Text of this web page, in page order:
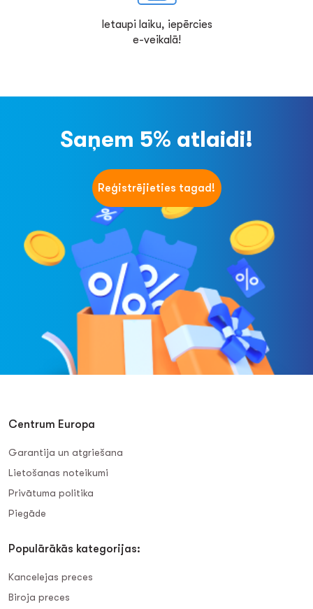
Ietaupi laiku, iepērcies
e-veikalā!
Saņem 5% atlaidi!
Reģistrējieties tagad!
Centrum Europa
Garantija un atgriešana
Lietošanas noteikumi
Privātuma politika
Piegāde
Populārākās kategorijas:
Kancelejas preces
Biroja preces